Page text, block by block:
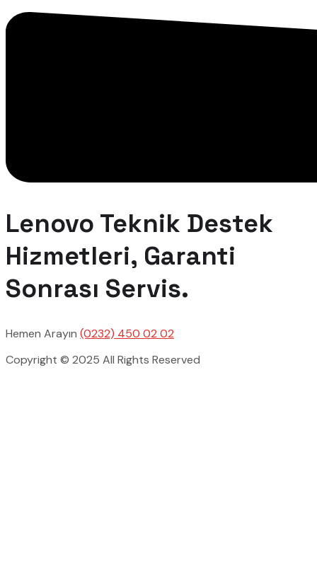
Lenovo Teknik Destek
Hizmetleri, Garanti
Sonrası Servis.
Hemen Arayın (0232) 450 02 02
Copyright © 2025 All Rights Reserved